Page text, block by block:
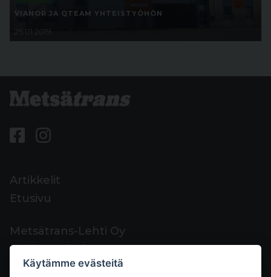
VIANOR JA QTEAM YHTEISTYÖHÖN
25.01.2019
Artikkelit
Etusivu
Metsätrans-Lehti Oy
Asiakaspalvelu
Yhteystiedot
Käytämme evästeitä